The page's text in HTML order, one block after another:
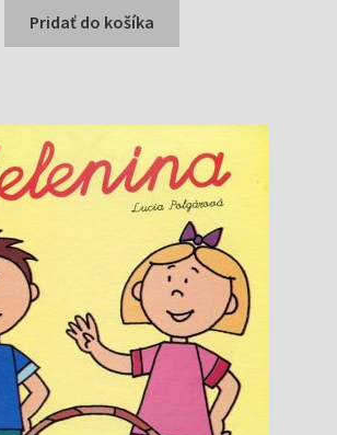
bola:
0,50 €.
je:
0,40 €.
Pridať do košíka